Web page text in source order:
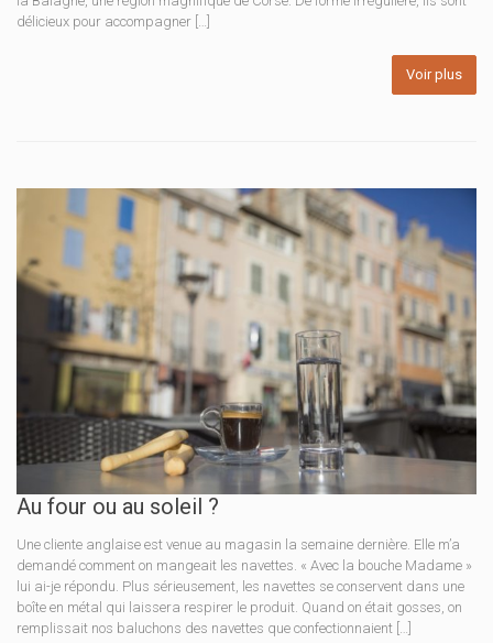
délicieux pour accompagner […]
Voir plus
Au four ou au soleil ?
Une cliente anglaise est venue au magasin la semaine dernière. Elle m’a
demandé comment on mangeait les navettes. « Avec la bouche Madame »
lui ai-je répondu. Plus sérieusement, les navettes se conservent dans une
boîte en métal qui laissera respirer le produit. Quand on était gosses, on
remplissait nos baluchons des navettes que confectionnaient […]